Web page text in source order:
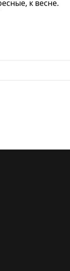
к весне.